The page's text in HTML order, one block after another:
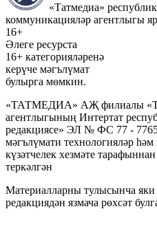
«Татмедиа»
коммуникацияләр агентлыгы
16+
Әлеге ресурста
16+ категорияләренә
керүче мәгълүмат
булырга мөмкин.
«ТАТМЕДИА» АҖ филиалы
агентлыгының Интертат
редакциясе» ЭЛ № ФС 77 -
мәгълүмати технологияләр
күзәтчелек хезмәте
теркәлгән
Материалларны тулысынча
редакциядән язмача рөхсәт